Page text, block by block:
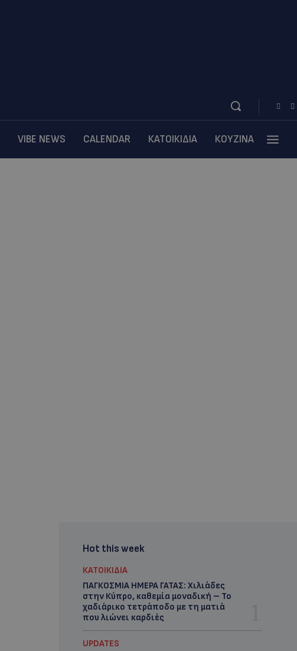
VIBE NEWS CALENDAR ΚΑΤΟΙΚΙΔΙΑ ΚΟΥΖΙΝΑ
Hot this week
ΚΑΤΟΙΚΙΔΙΑ
ΠΑΓΚΟΣΜΙΑ ΗΜΕΡΑ ΓΑΤΑΣ: Χιλιάδες
στην Κύπρο, καθεμία μοναδική – Το
χαδιάρικο τετράποδο με τη ματιά
που λιώνει καρδιές
UPDATES